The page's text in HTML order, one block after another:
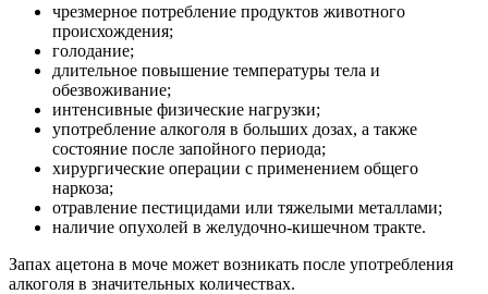
чрезмерное потребление продуктов животного
происхождения;
голодание;
длительное повышение температуры тела и
обезвоживание;
интенсивные физические нагрузки;
употребление алкоголя в больших дозах, а также
состояние после запойного периода;
хирургические операции с применением общего
наркоза;
отравление пестицидами или тяжелыми металлами;
наличие опухолей в желудочно-кишечном тракте.
Запах ацетона в моче может возникать после употребления
алкоголя в значительных количествах.